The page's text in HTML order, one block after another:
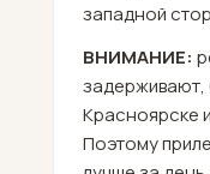
западной
ВНИМАНИЕ:
задерживают,
Красноярске
Поэтому